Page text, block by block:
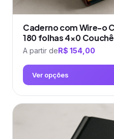
Caderno com Wire-o
180 folhas 4×0
A partir deR$ 154,00
Ver opções
Este
produto